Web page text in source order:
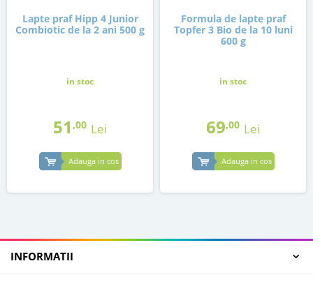
Lapte praf Hipp 4 Junior
Combiotic de la 2 ani 500 g
in stoc
51 ,00 Lei
Adauga in cos
Formula de lapte praf
Topfer 3 Bio de la 10 luni
600 g
in stoc
69,00 Lei
Adauga in cos
INFORMATII